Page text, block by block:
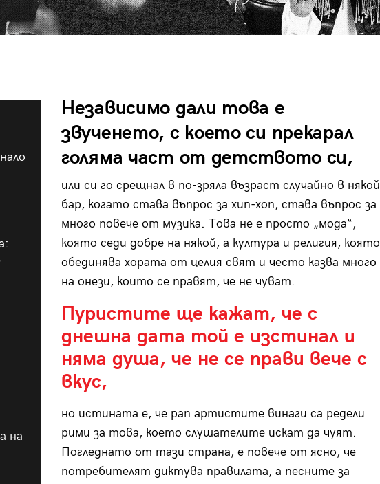
на
Независимо дали това е
звученето, с което си прекарал
голяма част от детството си,
или си го срещнал в по-зряла възраст случайно в някой
бар, когато става въпрос за хип-хоп, става въпрос за
много повече от музика. Това не е просто „мода“,
която седи добре на някой, а култура и религия, която
обединява хората от целия свят и често казва много
на онези, които се правят, че не чуват.
Пуристите ще кажат, че с
днешна дата той е изстинал и
няма душа, че не се прави вече с
вкус,
но истината е, че рап артистите винаги са редели
рими за това, което слушателите искат да чуят.
Погледнaто от тази страна, е повече от ясно, че
потребителят диктува правилата, а песните за